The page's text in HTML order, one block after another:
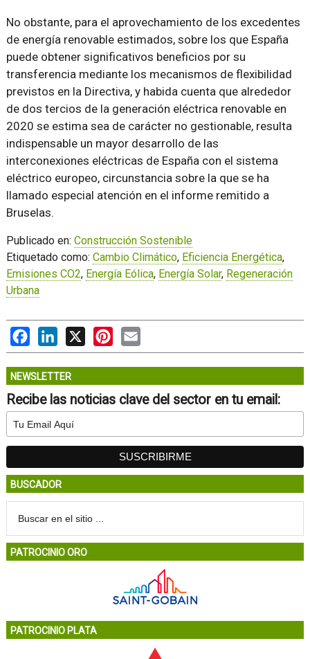
No obstante, para el aprovechamiento de los excedentes
de energía renovable estimados, sobre los que España
puede obtener significativos beneficios por su
transferencia mediante los mecanismos de flexibilidad
previstos en la Directiva, y habida cuenta que alrededor
de dos tercios de la generación eléctrica renovable en
2020 se estima sea de carácter no gestionable, resulta
indispensable un mayor desarrollo de las
interconexiones eléctricas de España con el sistema
eléctrico europeo, circunstancia sobre la que se ha
llamado especial atención en el informe remitido a
Bruselas.
Publicado en: Construcción Sostenible
Etiquetado como: Cambio Climático, Eficiencia Energética,
Emisiones CO2, Energía Eólica, Energía Solar, Regeneración
Urbana
FacebookLinkedIn
X PinterestEmail
NEWSLETTER
Recibe las noticias clave del sector en tu email:
BUSCADOR
PATROCINIO ORO
PATROCINIO PLATA